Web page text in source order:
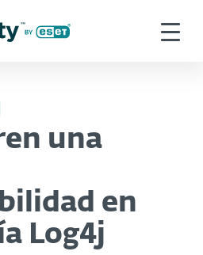
una
en
Log4j